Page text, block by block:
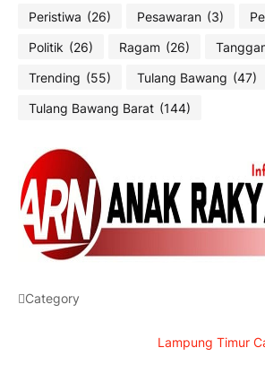
Peristiwa (26) Pesawaran (3)
Politik (26) Ragam (26)
Trending (55) Tulang Bawang (47)
Tulang Bawang Barat (144)
Category
Lampung Timur